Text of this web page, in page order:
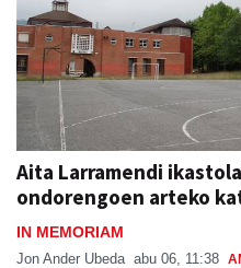
Aita Larramendi
ondorengoen arteko
IN MEMORIAM
Jon Ander Ubeda abu 06, 11:38